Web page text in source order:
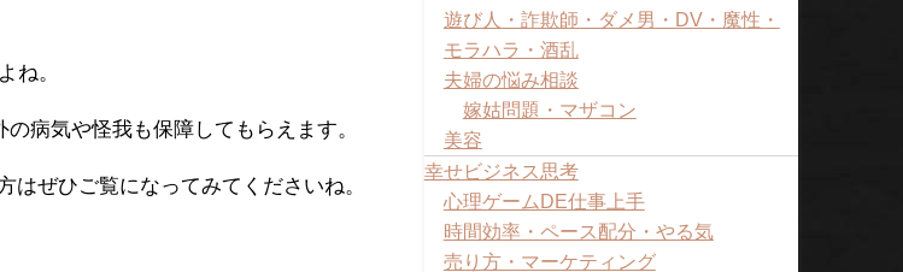
ね。
病気や怪我も保障してもらえます。
はぜひご覧になってみてくださいね。
遊び人・詐欺師・ダメ男・DV・魔性・
モラハラ・酒乱
夫婦の悩み相談
嫁姑問題・マザコン
美容
幸せビジネス思考
心理ゲームDE仕事上手
時間効率・ペース配分・やる気
売り方・マーケティング